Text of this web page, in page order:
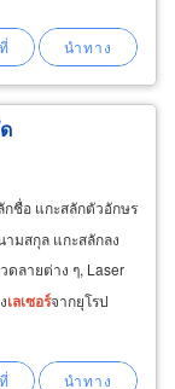
ชื่อ แกะสลักตัวอักษร
มสกุล แกะสลักลง
ดลายต่าง ๆ, Laser
เลเซอร์จากยุโรป